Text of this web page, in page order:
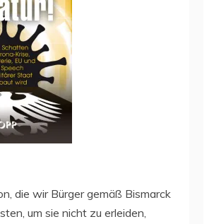
die wir Bürger gemäß Bismarck
um sie nicht zu erleiden,